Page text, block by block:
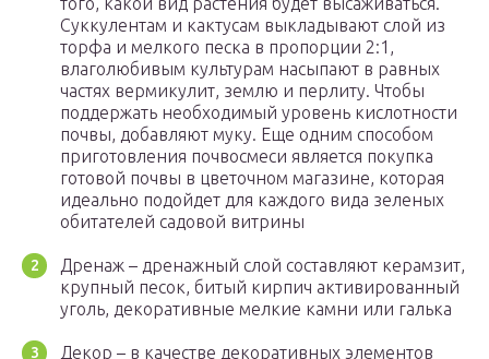
Суккулентам и кактусам выкладывают слой из
торфа и мелкого песка в пропорции 2:1,
влаголюбивым культурам насыпают в равных
частях вермикулит, землю и перлиту. Чтобы
поддержать необходимый уровень кислотности
почвы, добавляют муку. Еще одним способом
приготовления почвосмеси является покупка
готовой почвы в цветочном магазине, которая
идеально подойдет для каждого вида зеленых
обитателей садовой витрины
Дренаж – дренажный слой составляют керамзит,
крупный песок, битый кирпич активированный
уголь, декоративные мелкие камни или галька
Декор – в качестве декоративных элементов